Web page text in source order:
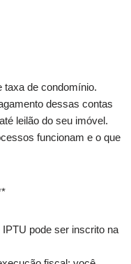
taxa de condomínio.
dessas contas
leilão do seu imóvel.
funcionam e o que
pode ser inscrito na